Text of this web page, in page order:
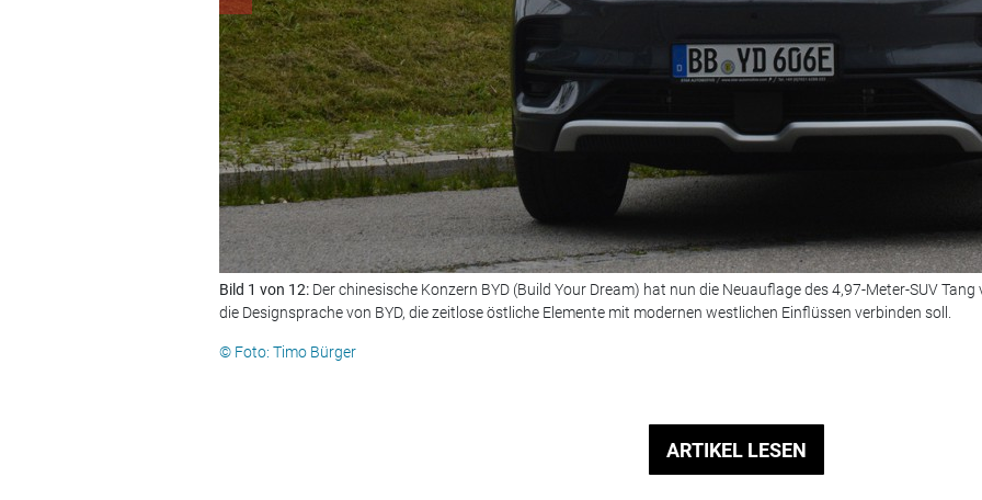
Bild 1 von 12: Der chinesische Konzern BYD (Build Your Dream) hat nun die Neuauflage des 4,97-Meter-SUV Tang
die Designsprache von BYD, die zeitlose östliche Elemente mit modernen westlichen Einflüssen verbinden soll.
© Foto: Timo Bürger
ARTIKEL LESEN